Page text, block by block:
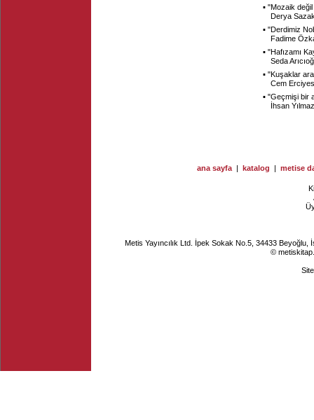
▪ "Mozaik değil
Derya
▪ "Derdimiz
Fadime
▪ "Hafızamı
Seda
▪ "Kuşaklar
Cem
▪ "Geçmişi bir
İhsan
ana sayfa | katalog | metise
Metis Yayıncılık Ltd. İpek Sokak No.5, 34433
©